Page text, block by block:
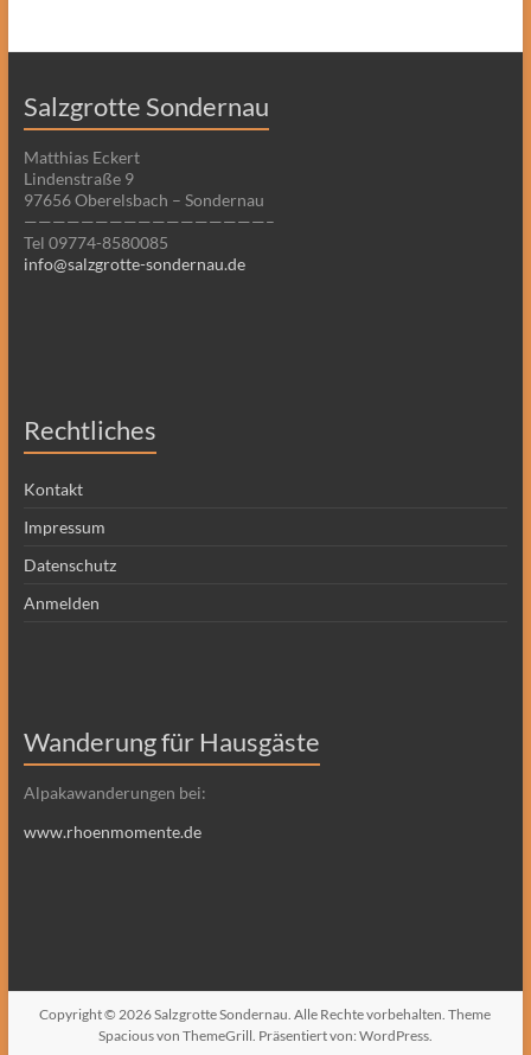
Salzgrotte Sondernau
Matthias Eckert
Lindenstraße 9
97656 Oberelsbach – Sondernau
—————————————————–
Tel 09774-8580085
info@salzgrotte-sondernau.de
Rechtliches
Kontakt
Impressum
Datenschutz
Anmelden
Wanderung für Hausgäste
Alpakawanderungen bei:
www.rhoenmomente.de
Copyright © 2026Salzgrotte Sondernau. Alle Rechte vorbehalten. Theme
Spaciousvon ThemeGrill. Präsentiert von: WordPress.